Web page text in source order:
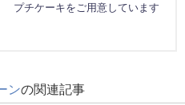
プチケーキをご用意しています
ンの関連記事